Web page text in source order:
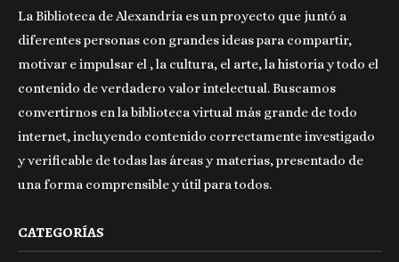
La Biblioteca de Alexandría es un proyecto que juntó a
diferentes personas con grandes ideas para compartir,
motivar e impulsar el , la cultura, el arte, la historia y todo el
contenido de verdadero valor intelectual. Buscamos
convertirnos en la biblioteca virtual más grande de todo
internet, incluyendo contenido correctamente investigado
y verificable de todas las áreas y materias, presentado de
una forma comprensible y útil para todos.
CATEGORÍAS